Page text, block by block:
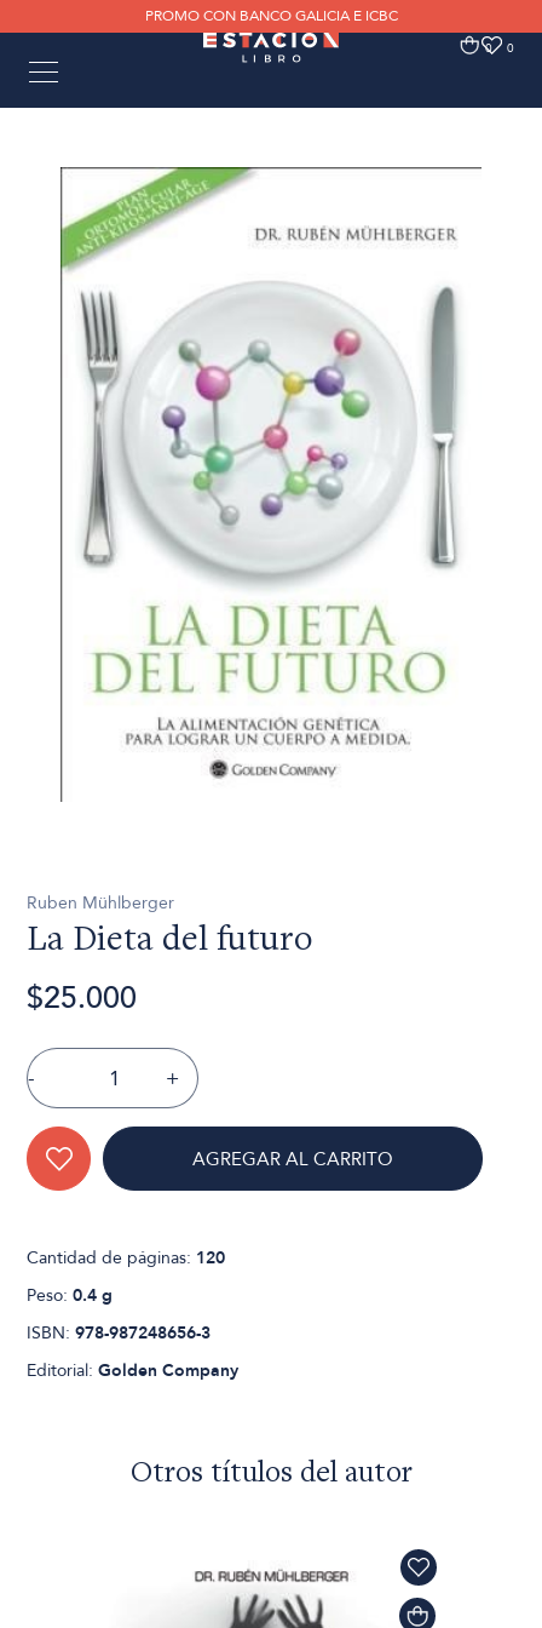
PROMO CON BANCO GALICIA E ICBC
0 0
Ruben Mühlberger
La Dieta del futuro
$25.000
- +
AGREGAR AL CARRITO
Cantidad de páginas: 120
Peso:0.4 g
ISBN:978-987248656-3
Editorial:Golden Company
Otros títulos del autor